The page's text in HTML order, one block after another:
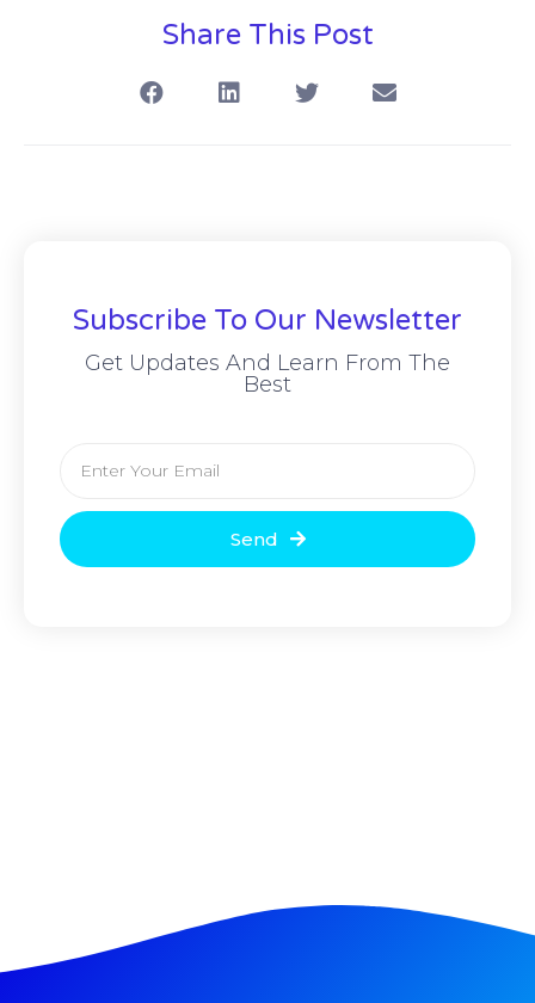
Share This Post
Subscribe To Our Newsletter
Get Updates And Learn From The
Best
Send